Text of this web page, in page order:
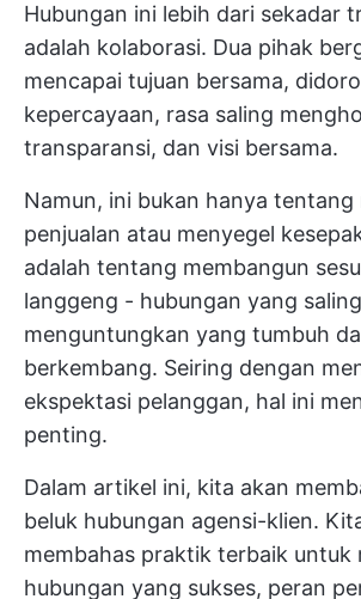
Hubungan ini lebih dari sekadar
adalah kolaborasi. Dua pihak
mencapai tujuan bersama,
kepercayaan, rasa saling
transparansi, dan visi bersama.
Namun, ini bukan hanya
penjualan atau menyegel
adalah tentang membangun
langgeng - hubungan yang saling
menguntungkan yang tumbuh
berkembang. Seiring dengan
ekspektasi pelanggan, hal ini
penting.
Dalam artikel ini, kita akan
beluk hubungan agensi-klien.
membahas praktik terbaik untuk
hubungan yang sukses, peran